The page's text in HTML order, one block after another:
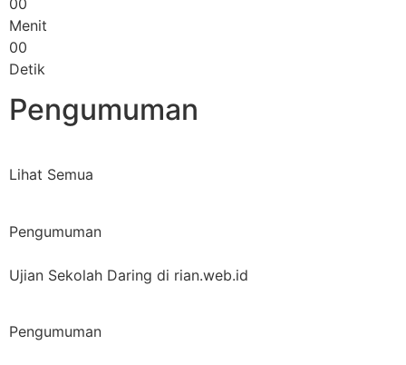
Menit
00
Detik
Pengumuman
Lihat Semua
Pengumuman
Ujian Sekolah Daring di rian.web.id
Pengumuman